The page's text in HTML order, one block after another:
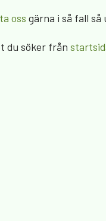
oss gärna i så fall så
du söker från